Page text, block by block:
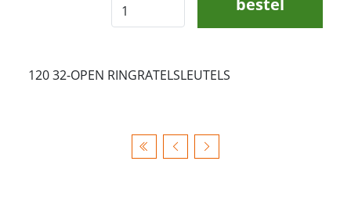
120 32-OPEN RINGRATELSLEUTELS